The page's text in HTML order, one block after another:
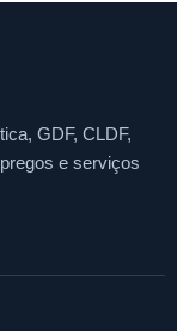
GDF, CLDF,
e serviços